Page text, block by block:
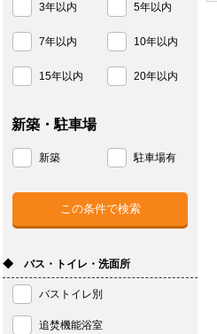
3年以内 5年以内
7年以内 10年以内
15年以内 20年以内
新築・駐車場
新築 駐車場有
◆ バス・トイレ・洗面所
バストイレ別
追焚機能浴室